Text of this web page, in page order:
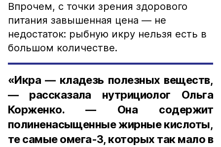
Впрочем, с точки зрения здорового
питания завышенная цена — не
недостаток: рыбную икру нельзя есть в
большом количестве.
«Икра — кладезь полезных веществ,
— рассказала нутрициолог Ольга
Корженко. — Она содержит
полиненасыщенные жирные кислоты,
те самые омега-3, которых так мало в